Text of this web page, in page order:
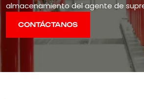
almacenamiento del agente de
CONTÁCTANOS